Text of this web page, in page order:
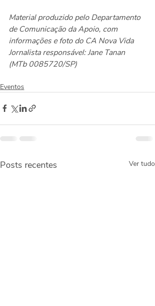
Material produzido pelo Departamento
de Comunicação da Apoio, com
informações e foto do CA Nova Vida
Jornalista responsável: Jane Tanan
(MTb 0085720/SP)
Eventos
Posts recentes Ver tudo